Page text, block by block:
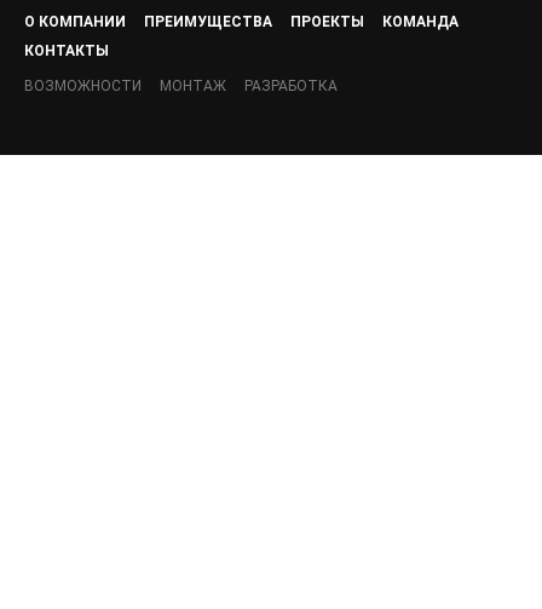
О КОМПАНИИ ПРЕИМУЩЕСТВА ПРОЕКТЫ
КОМАНДА
КОНТАКТЫ
ВОЗМОЖНОСТИ МОНТАЖ РАЗРАБОТКА